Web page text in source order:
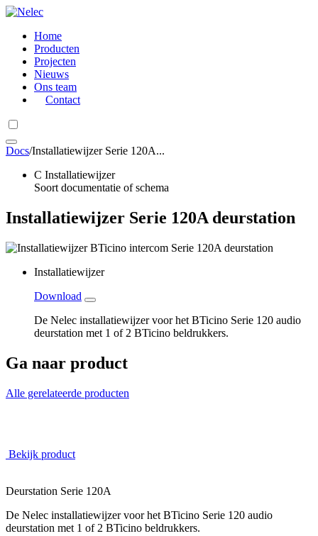
Home
Producten
Projecten
Nieuws
Ons team
Contact
Docs/Installatiewijzer Serie 120A...
C Installatiewijzer
Soort documentatie of schema
Installatiewijzer Serie 120A deurstation
Installatiewijzer
Download
De Nelec installatiewijzer voor het BTicino Serie 120 audio
deurstation met 1 of 2 BTicino beldrukkers.
Ga naar product
Alle gerelateerde producten
Bekijk product
Deurstation Serie 120A
De Nelec installatiewijzer voor het BTicino Serie 120 audio
deurstation met 1 of 2 BTicino beldrukkers.